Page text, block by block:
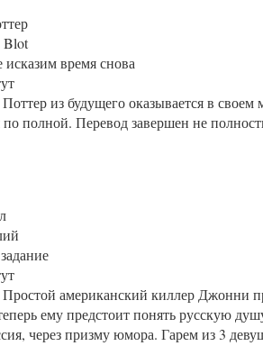
Blot
исказим время снова
из будущего оказывается в своем
по полной. Перевод завершен не
Простой американский киллер Джонни
ему предстоит понять русскую
через призму юмора. Гарем из 3